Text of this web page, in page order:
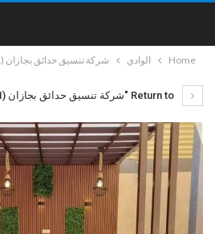
Home الوادي شركة تنسيق حدائق بجازان (0570435441)